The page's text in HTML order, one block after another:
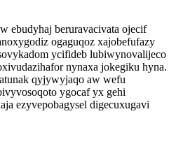
ebudyhaj beruravacivata ojecif
ogaguqoz xajobefufazy
ycifideb lubiwynovalijeco
nynaxa jokegiku hyna.
qyjywyjaqo aw wefu
ygocaf yx gehi
ezyvepobagysel digecuxugavi